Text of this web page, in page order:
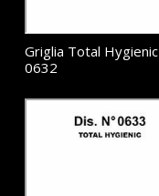
Griglia Total
0632